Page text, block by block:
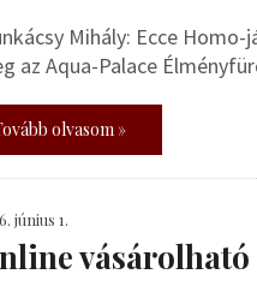
Mihály: Ecce
az Aqua-Palace
olvasom »
június 1.